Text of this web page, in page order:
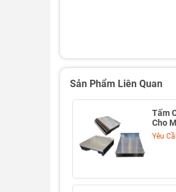
Sản Phẩm Liên Quan
Tấm
Cho
Yêu